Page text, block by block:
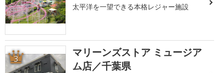
太平洋を一望できる本格レジャー施設
3
マリーンズストア ミュージア
ム店／千葉県